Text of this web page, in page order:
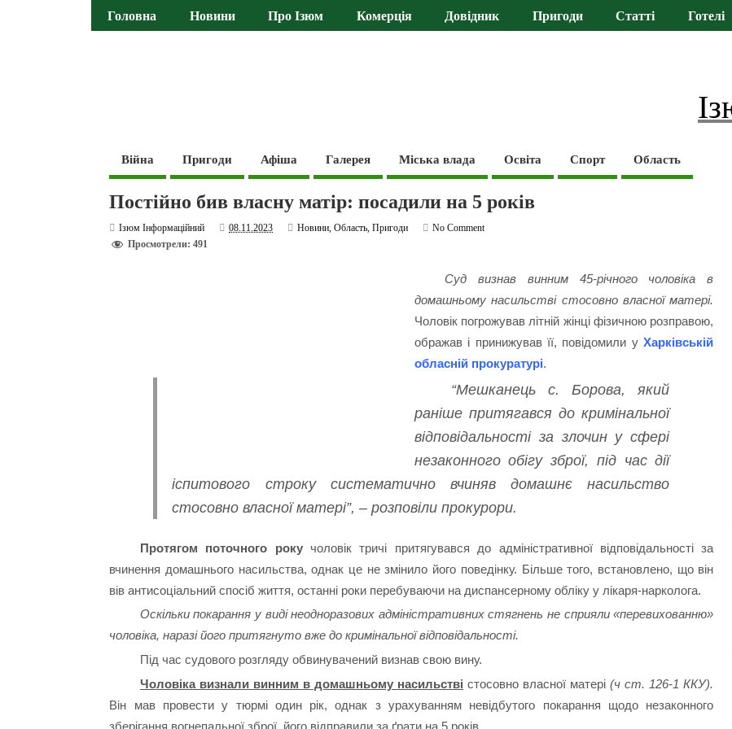
Головна Новини Про Ізюм Комерція Довідник Пригоди Статті Готелі
Війна Пригоди Афіша Галерея Міська влада Освіта Спорт Область
Постійно бив власну матір: посадили на 5 років
Ізюм Інформаційний 08.11.2023 Новини,Область,Пригоди
No Comment
Просмотрели: 491
Суд визнав винним 45-річного чоловіка в
домашньому насильстві стосовно власної матері.
Чоловік погрожував літній жінці фізичною розправою,
ображав і принижував її, повідомили уХарківській
обласній прокуратурі.
“Мешканець с. Борова, який
раніше притягався до кримінальної
відповідальності за злочин у сфері
незаконного обігу зброї, під час дії
іспитового строку систематично вчиняв домашнє насильство
стосовно власної матері”, – розповіли прокурори.
Протягом поточного рокучоловік тричі притягувався до адміністративної відповідальності за
вчинення домашнього насильства, однак це не змінило його поведінку. Більше того, встановлено, що він
вів антисоціальний спосіб життя, останні роки перебуваючи на диспансерному обліку у лікаря-нарколога.
Оскільки покарання у виді неодноразових адміністративних стягнень не сприяли «перевихованню»
чоловіка, наразі його притягнуто вже до кримінальної відповідальності.
Під час судового розгляду обвинувачений визнав свою вину.
Чоловіка визнали винним в домашньому насильстві стосовно власної матері(ч ст. 126-1 ККУ).
Він мав провести у тюрмі один рік, однак з урахуванням невідбутого покарання щодо незаконного
зберігання вогнепальної зброї, його відправили за ґрати на 5 років.